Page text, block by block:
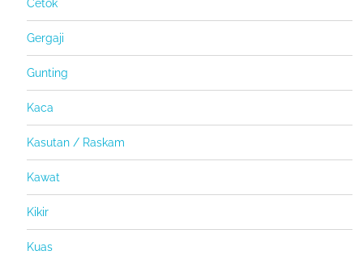
Cetok
Gergaji
Gunting
Kaca
Kasutan / Raskam
Kawat
Kikir
Kuas